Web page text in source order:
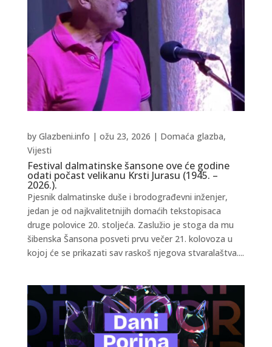
Festival dalmatinske šansone ove će godine
odati počast velikanu Krsti Jurasu (1945. –
2026.).
by Glazbeni.info | ožu 23, 2026 | Domaća glazba,
Vijesti
Pjesnik dalmatinske duše i brodograđevni inženjer,
jedan je od najkvalitetnijih domaćih tekstopisaca
druge polovice 20. stoljeća. Zaslužio je stoga da mu
šibenska Šansona posveti prvu večer 21. kolovoza u
kojoj će se prikazati sav raskoš njegova stvaralaštva....